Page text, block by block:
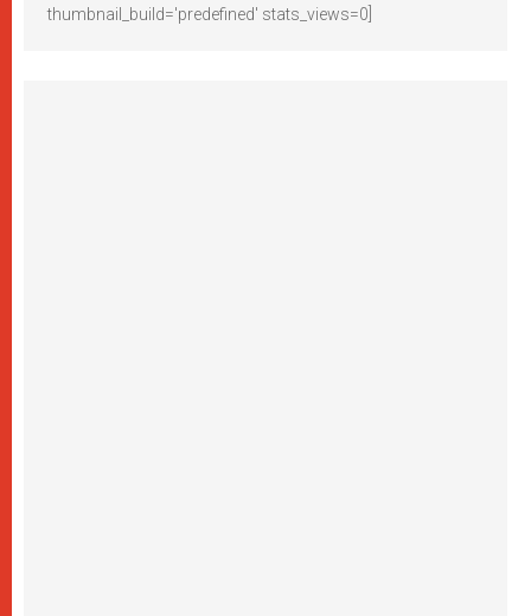
thumbnail_build='predefined' stats_views=0]